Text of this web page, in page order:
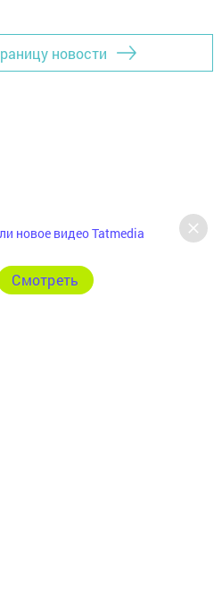
новости
новое видео Tatmedia
Cмотреть